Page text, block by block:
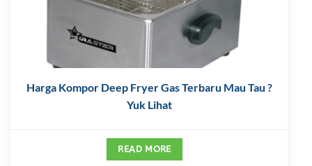
Harga Kompor Deep Fryer Gas Terbaru Mau Tau ?
Yuk Lihat
READ MORE